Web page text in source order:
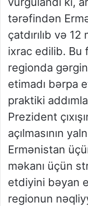
tərəfindən
çatdırılıb və
ixrac edilib. Bu
regionda
etimadı bərpa
praktiki
Prezident
açılmasının
Ermənistan
məkanı üçün
etdiyini bəyan
regionun